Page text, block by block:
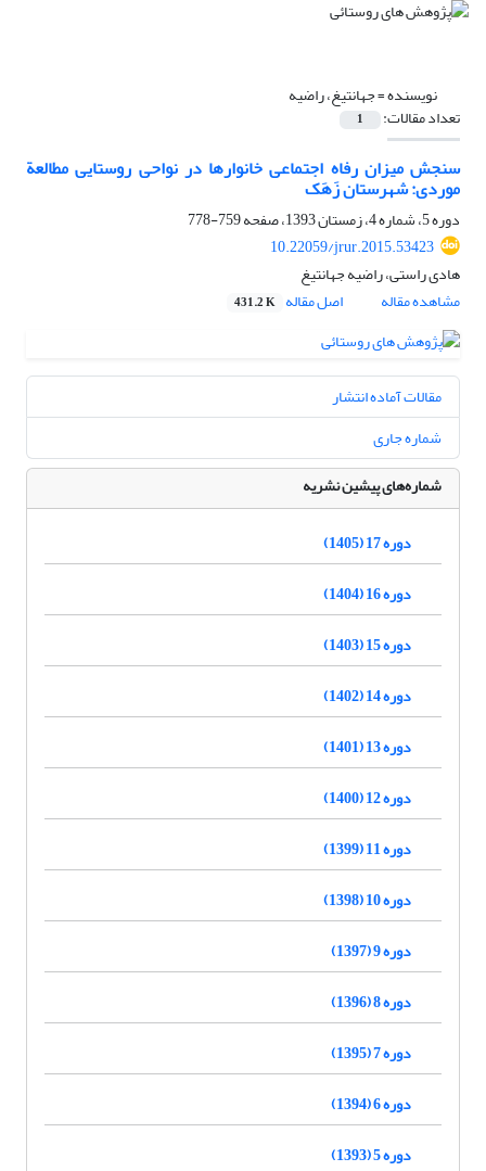
نویسنده =جهانتیغ، راضیه
تعداد مقالات: 1
سنجش میزان رفاه اجتماعی خانوارها در نواحی روستایی مطالعة
موردی: شهرستان زَهَک
دوره 5، شماره 4، زمستان 1393، صفحه
759-778
10.22059/jrur.2015.53423
هادی راستی، راضیه جهانتیغ
مشاهده مقاله
اصل مقاله 431.2 K
مقالات آماده انتشار
شماره جاری
شماره‌های پیشین نشریه
دوره 17 (1405)
دوره 16 (1404)
دوره 15 (1403)
دوره 14 (1402)
دوره 13 (1401)
دوره 12 (1400)
دوره 11 (1399)
دوره 10 (1398)
دوره 9 (1397)
دوره 8 (1396)
دوره 7 (1395)
دوره 6 (1394)
دوره 5 (1393)